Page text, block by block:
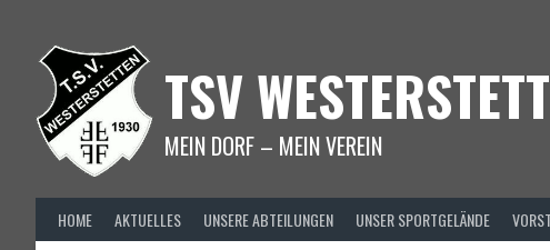
Inhalt
TSV
MEIN DORF – MEIN VEREIN
HOME AKTUELLES UNSERE ABTEILUNGEN UNSER SPORTGELÄNDE